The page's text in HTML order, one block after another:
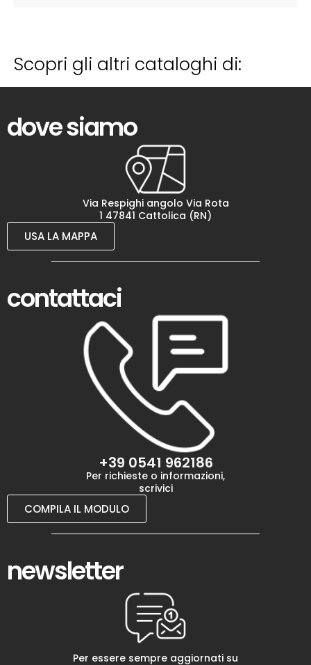
Scopri gli altri cataloghi di:
dove siamo
Via Respighi angolo Via Rota
1 47841 Cattolica (RN)
USA LA MAPPA
contattaci
+39 0541 962186
Per richieste o informazioni,
scrivici
COMPILA IL MODULO
newsletter
Per essere sempre aggiornati su